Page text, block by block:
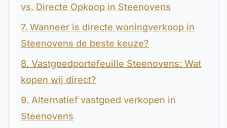
vs. Directe Opkoop in Steenovens
7. Wanneer is directe woningverkoop in
Steenovens de beste keuze?
8. Vastgoedportefeuille Steenovens: Wat
kopen wij direct?
9. Alternatief vastgoed verkopen in
Steenovens